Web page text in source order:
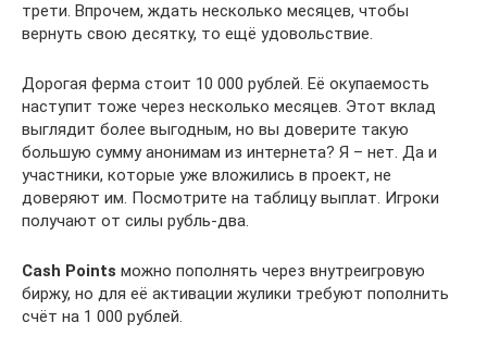
трети. Впрочем, ждать несколько месяцев, чтобы
вернуть свою десятку, то ещё удовольствие.
Дорогая ферма стоит 10 000 рублей. Её окупаемость
наступит тоже через несколько месяцев. Этот вклад
выглядит более выгодным, но вы доверите такую
большую сумму анонимам из интернета? Я – нет. Да и
участники, которые уже вложились в проект, не
доверяют им. Посмотрите на таблицу выплат. Игроки
получают от силы рубль-два.
Cash Points можно пополнять через внутреигровую
биржу, но для её активации жулики требуют пополнить
счёт на 1 000 рублей.